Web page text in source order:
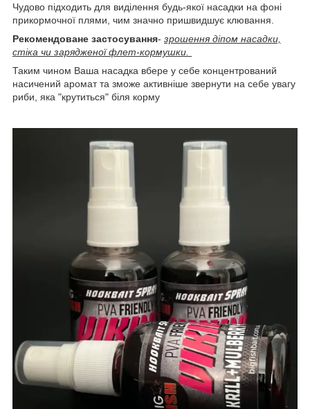
Чудово підходить для виділення будь-якої насадки на фоні
прикормочної плями, чим значно пришвидшує клювання.
Рекомендоване застосування- зрошення діпом насадки,
стіка чи зарядженої флет-кормушки.
Таким чином Ваша насадка вбере у себе концентрований
насичений аромат та зможе активніше звернути на себе увагу
риби, яка "крутиться" біля корму